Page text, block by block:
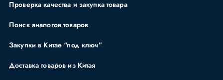
Проверка качества и закупка товара
Поиск аналогов товаров
Закупки в Китае “под ключ”
Доставка товаров из Китая